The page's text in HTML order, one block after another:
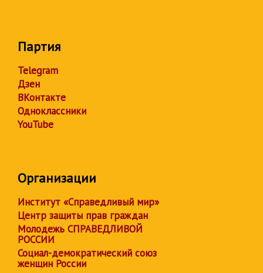
Партия
Telegram
Дзен
ВКонтакте
Одноклассники
YouTube
Организации
Институт «Справедливый мир»
Центр защиты прав граждан
Молодежь СПРАВЕДЛИВОЙ
РОССИИ
Социал-демократический союз
женщин России